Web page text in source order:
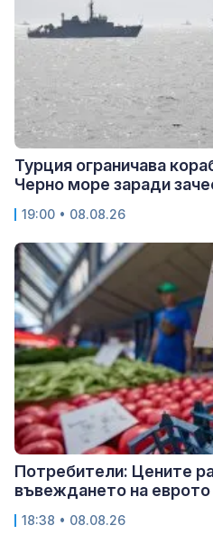
Турция ограничава
Черно море заради
19:00 • 08.08.26
Потребители: Цените
въвеждането на
18:38 • 08.08.26